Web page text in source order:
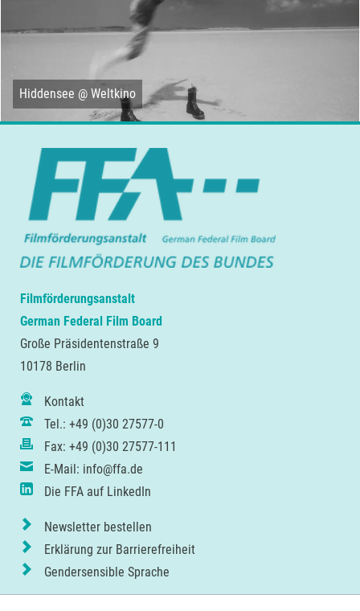
Hiddensee @ Weltkino
Filmförderungsanstalt
German Federal Film Board
Große Präsidentenstraße 9
10178 Berlin
Kontakt
Tel.: +49 (0)30 27577-0
Fax: +49 (0)30 27577-111
E-Mail: info@ffa.de
Die FFA auf LinkedIn
Newsletter bestellen
Erklärung zur Barrierefreiheit
Gendersensible Sprache